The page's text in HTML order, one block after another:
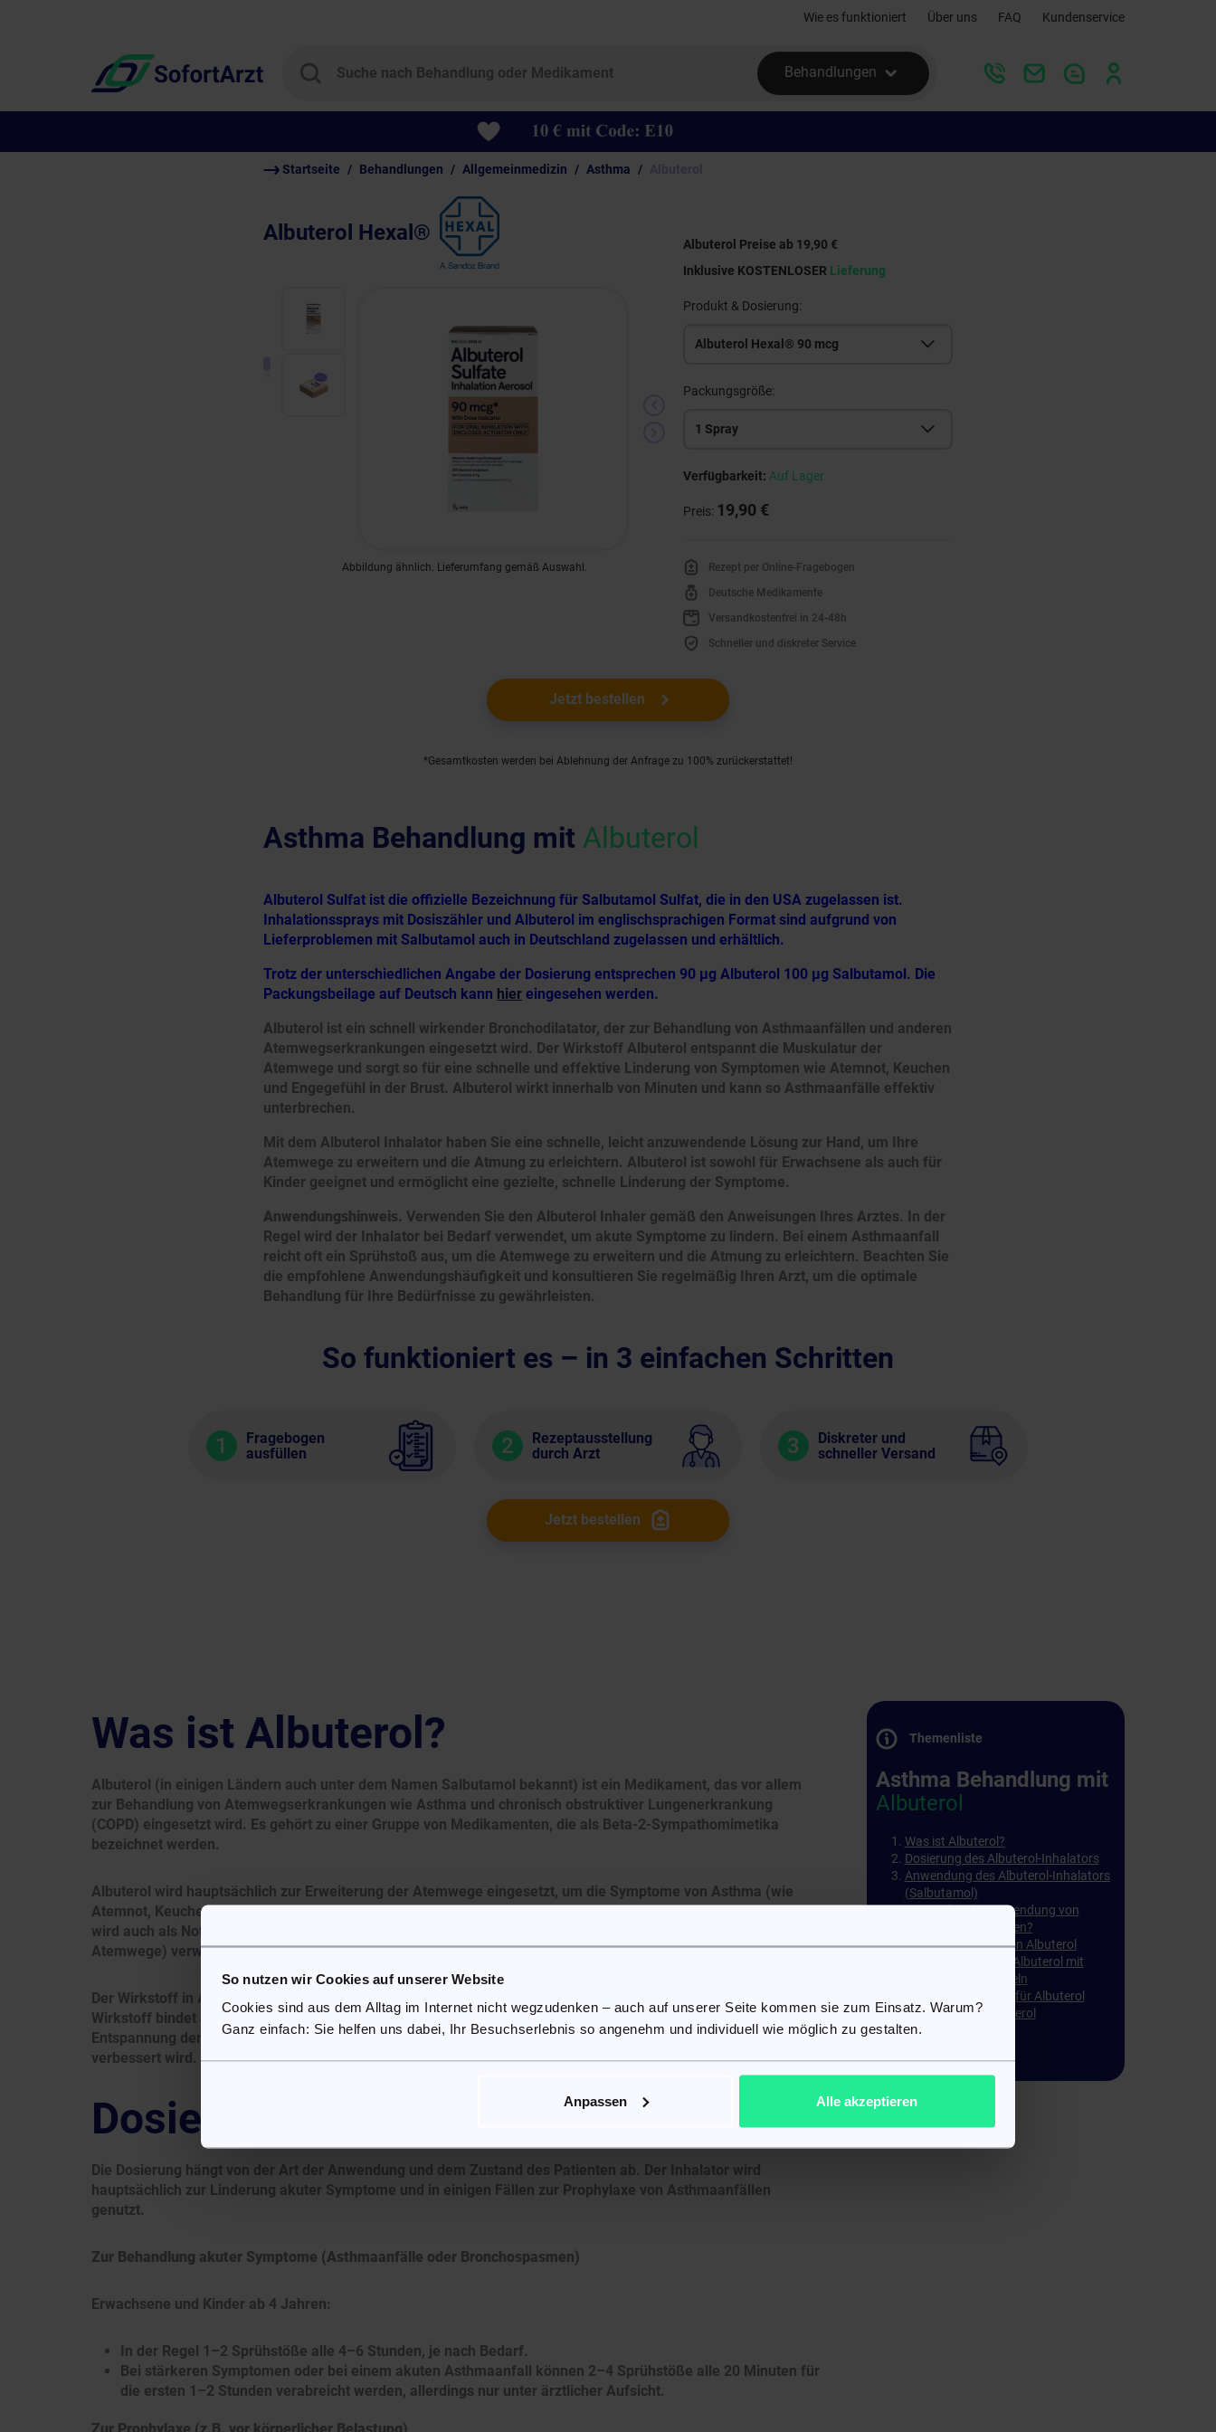
So nutzen wir Cookies auf unserer Website
Cookies sind aus dem Alltag im Internet nicht wegzudenken – auch auf unserer Seite kommen sie zum Einsatz. Warum?
Ganz einfach: Sie helfen uns dabei, Ihr Besuchserlebnis so angenehm und individuell wie möglich zu gestalten.
Anpassen Alle akzeptieren
Wie es funktioniert Über uns FAQ Kundenservice
Behandlungen
Startseite Behandlungen Allgemeinmedizin Asthma
Albuterol Hexal®
Abbildung ähnlich. Lieferumfang gemäß Auswahl.
Albuterol Preise ab 19,90 €
Inklusive KOSTENLOSER Lieferung
Produkt & Dosierung:
Albuterol Hexal® 90 mcg
Packungsgröße:
1 Spray
Verfügbarkeit:Auf Lager
Preis: 19,90 €
Rezept per Online-Fragebogen
Deutsche Medikamente
Versandkostenfrei in 24-48h
Schneller und diskreter Service
Jetzt bestellen
*Gesamtkosten werden bei Ablehnung der Anfrage zu 100% zurückerstattet!
Asthma Behandlung mit Albuterol
Albuterol Sulfat ist die offizielle Bezeichnung für Salbutamol Sulfat, die in den USA zugelassen ist.
Inhalationssprays mit Dosiszähler und Albuterol im englischsprachigen Format sind aufgrund von
Lieferproblemen mit Salbutamol auch in Deutschland zugelassen und erhältlich.
Trotz der unterschiedlichen Angabe der Dosierung entsprechen 90 µg Albuterol 100 µg Salbutamol. Die
Packungsbeilage auf Deutsch kann hier eingesehen werden.
Albuterol ist ein schnell wirkender Bronchodilatator, der zur Behandlung von Asthmaanfällen und anderen
Atemwegserkrankungen eingesetzt wird. Der Wirkstoff Albuterol entspannt die Muskulatur der
Atemwege und sorgt so für eine schnelle und effektive Linderung von Symptomen wie Atemnot, Keuchen
und Engegefühl in der Brust. Albuterol wirkt innerhalb von Minuten und kann so Asthmaanfälle effektiv
unterbrechen.
Mit dem Albuterol Inhalator haben Sie eine schnelle, leicht anzuwendende Lösung zur Hand, um Ihre
Atemwege zu erweitern und die Atmung zu erleichtern. Albuterol ist sowohl für Erwachsene als auch für
Kinder geeignet und ermöglicht eine gezielte, schnelle Linderung der Symptome.
Anwendungshinweis.Verwenden Sie den Albuterol Inhaler gemäß den Anweisungen Ihres Arztes. In der
Regel wird der Inhalator bei Bedarf verwendet, um akute Symptome zu lindern. Bei einem Asthmaanfall
reicht oft ein Sprühstoß aus, um die Atemwege zu erweitern und die Atmung zu erleichtern. Beachten Sie
die empfohlene Anwendungshäufigkeit und konsultieren Sie regelmäßig Ihren Arzt, um die optimale
Behandlung für Ihre Bedürfnisse zu gewährleisten.
So funktioniert es – in 3 einfachen Schritten
1
Fragebogen
ausfüllen
2
Rezeptausstellung
durch Arzt
3
Diskreter und
schneller Versand
Jetzt bestellen
Was ist Albuterol?
Albuterol (in einigen Ländern auch unter dem Namen Salbutamol bekannt) ist ein Medikament, das vor allem
zur Behandlung von Atemwegserkrankungen wie Asthma und chronisch obstruktiver Lungenerkrankung
(COPD) eingesetzt wird. Es gehört zu einer Gruppe von Medikamenten, die als Beta-2-Sympathomimetika
bezeichnet werden.
Albuterol wird hauptsächlich zur Erweiterung der Atemwege eingesetzt, um die Symptome von Asthma (wie
Atemnot, Keuchen und Husten) oder COPD (einschließlich chronischer Bronchitis und Emphysem) zu lindern. Es
wird auch als Notfallmedikament zur schnellen Linderung akuter Bronchospasmen (Verkrampfung der
Atemwege) verwendet.
Der Wirkstoff in Albuterol ist Albuterol (oder Salbutamol), ein selektiver Beta-2-Adrenozeptor-Agonist. Dieser
Wirkstoff bindet an die Beta-2-Rezeptoren der glatten Muskulatur der Bronchien und führt zu einer
Entspannung der Atemwegsmuskulatur, wodurch sich die Bronchien erweitern und der Luftstrom in die Lungen
verbessert wird.
Dosierung des Albuterol-Inhalators
Die Dosierung hängt von der Art der Anwendung und dem Zustand des Patienten ab. Der Inhalator wird
hauptsächlich zur Linderung akuter Symptome und in einigen Fällen zur Prophylaxe von Asthmaanfällen
genutzt.
Zur Behandlung akuter Symptome (Asthmaanfälle oder Bronchospasmen)
Erwachsene und Kinder ab 4 Jahren:
In der Regel 1–2 Sprühstöße alle 4–6 Stunden, je nach Bedarf.
Bei stärkeren Symptomen oder bei einem akuten Asthmaanfall können 2–4 Sprühstöße alle 20 Minuten für
die ersten 1–2 Stunden verabreicht werden, allerdings nur unter ärztlicher Aufsicht.
Themenliste
Asthma Behandlung mit
Albuterol
Was ist Albuterol?
Dosierung des Albuterol-Inhalators
Anwendung des Albuterol-Inhalators
(Salbutamol)
Was ist bei der Anwendung von
Albuterol zu beachten?
Nebenwirkungen von Albuterol
Verträglichkeit von Albuterol mit
anderen Arzneimitteln
Kontraindikationen für Albuterol
Lagerung von Albuterol
Packungsbeilage